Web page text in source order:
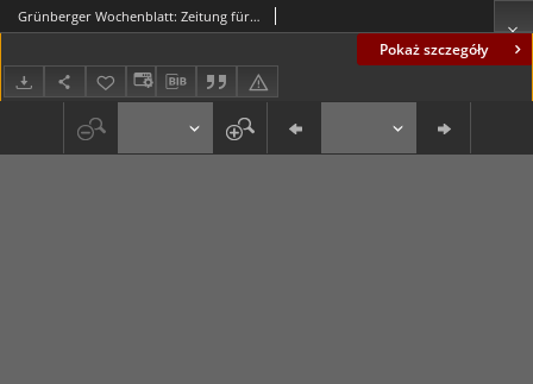
Pokaż szczegóły
Grünberger Wochenblatt: Zeitung für Stadt und Land, No. 142. (20. Juni 1933)